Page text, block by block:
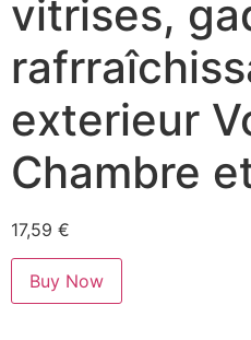
vitrises,
exterieur
Chambre
17,59 €
Buy Now